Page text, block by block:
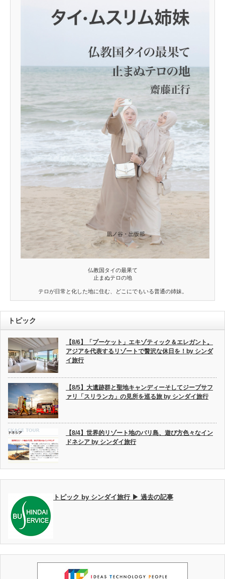
仏教国タイの最果て
止まぬテロの地
テロが日常と化した地に住む、どこにでもいる普通の姉妹。
トピック
【8/6】「プーケット」エキゾティック＆エレガント。
アジアを代表するリゾートで贅沢な休日を！by シンダ
イ旅行
【8/5】大遺跡群と聖地キャンディーそしてジープサフ
ァリ「スリランカ」の見所を巡る旅 by シンダイ旅行
【8/4】世界的リゾート地のバリ島、遊び方色々なイン
ドネシア by シンダイ旅行
トピック by シンダイ旅行 ▶ 過去の記事